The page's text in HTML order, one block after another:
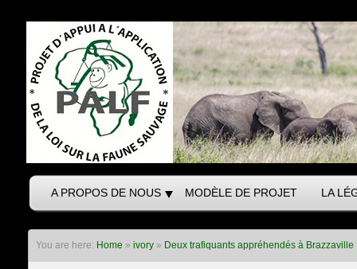
A PROPOS DE NOUS MODÈLE DE PROJET LA
You are here: Home » ivory» Deux trafiquants appréhendés à Brazzaville